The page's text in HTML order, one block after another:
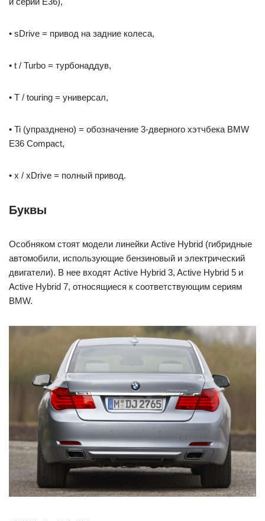
• sDrive = привод на задние колеса,
• t / Turbo = турбонаддув,
• T / touring = универсал,
• Ti (упразднено) = обозначение 3-дверного хэтчбека BMW
E36 Compact,
• x / xDrive = полный привод.
Буквы
Особняком стоят модели линейки Active Hybrid (гибридные
автомобили, использующие бензиновый и электрический
двигатели). В нее входят Active Hybrid 3, Active Hybrid 5 и
Active Hybrid 7, относящиеся к соответствующим сериям
BMW.